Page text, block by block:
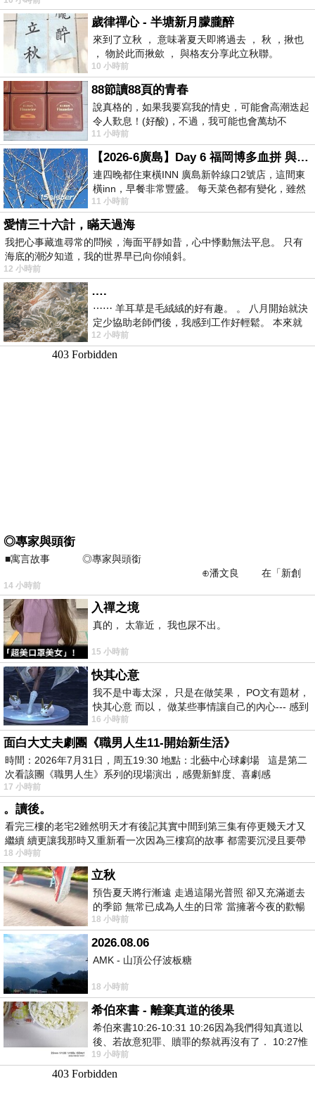
歲律禪心 - 半塘新月朦朧醉
來到了立秋 ， 意味著夏天即將過去 ， 秋 ，揪也
， 物於此而揪歛 ， 與格友分享此立秋聯。
10 小時前
88節讀88頁的青春
說真格的，如果我要寫我的情史，可能會高潮迭起
令人歎息！(好酸)，不過，我可能也會萬劫不
復...，每天跪鍵盤還是被判了花心的罪
11 小時前
【2026-6廣島】Day 6 福岡博多血拼 與機場接送少年司機深夜對談
連四晚都住東橫INN 廣島新幹線口2號店，這間東
橫inn，早餐非常豐盛。 每天菜色都有變化，雖然
看到工作人員拿出料理包加熱，但
11 小時前
愛情三十六計，瞞天過海
我把心事藏進尋常的問候，海面平靜如昔，心中悸動無法平息。 只有
海底的潮汐知道，我的世界早已向你傾斜。
12 小時前
….
⋯⋯ 羊耳草是毛絨絨的好有趣。 。 八月開始就決
定少協助老師們後，我感到工作好輕鬆。 本來就
不是我的工作啊。 真
12 小時前
◎專家與頭銜
■寓言故事 ◎專家與頭銜
⊕潘文良 在「新創
之谷」裡——
14 小時前
入禪之境
真的， 太靠近， 我也尿不出。
15 小時前
快其心意
我不是中毒太深， 只是在做笑果， PO文有題材，
快其心意 而以， 做某些事情讓自己的內心--- 感到
愉快。
16 小時前
面白大丈夫劇團《職男人生11-開始新生活》
時間：2026年7月31日，周五19:30 地點：北藝中心球劇場 這是第二
次看該團《職男人生》系列的現場演出，感覺新鮮度、喜劇感
17 小時前
。讀後。
看完三樓的老宅2雖然明天才有後記其實中間到第三集有停更幾天才又
繼續 續更讓我那時又重新看一次因為三樓寫的故事 都需要沉浸且要帶
有
18 小時前
立秋
預告夏天將行漸遠 走過這陽光普照 卻又充滿逝去
的季節 無常已成為人生的日常 當擁著今夜的歡暢
舒心 轉眼驟成昨日 而明晨 太陽
18 小時前
2026.08.06
AMK - 山頂公仔波板糖
18 小時前
希伯來書 - 離棄真道的後果
希伯來書10:26-10:31 10:26因為我們得知真道以
後、若故意犯罪、贖罪的祭就再沒有了． 10:27惟
有戰懼等候審判和那燒滅眾敵人的烈火
19 小時前